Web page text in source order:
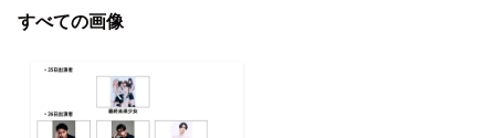
すべての画像